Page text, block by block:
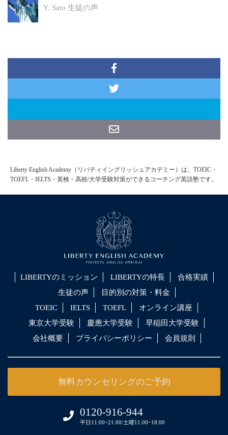
Y. Sato 生徒の声
Liberty English Academy（リバティイングリッシュアカデミー）は、TOEIC・
TOEFL・IELTS・英検・高校/大学受験対策ができるコーチング英語塾です。
LIBERTYのミッション LIBERTYの特長
合格実績
生徒の声
目的別の対策・料金
TOEIC
IELTS TOEFL
オンライン講座
東京大学受験
慶應大学受験
早稲田大学受験
会社概要
プライバシーポリシー 会員規則
無料カウンセリングのご予約
0120-916-944
平日11:00~21:00/土曜11:00~18:00